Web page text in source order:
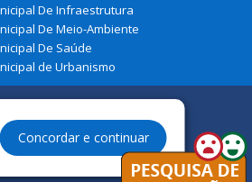
De Infraestrutura
De Meio-Ambiente
De Saúde
de Urbanismo
de Zé Doca
Concordar e continuar